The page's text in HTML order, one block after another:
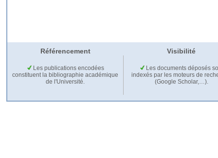
Référencement Visibilité
Les publications encodées
constituent la bibliographie académique
de l'Université.
Les documents déposés
indexés par les moteurs de
(Google Scholar,…).